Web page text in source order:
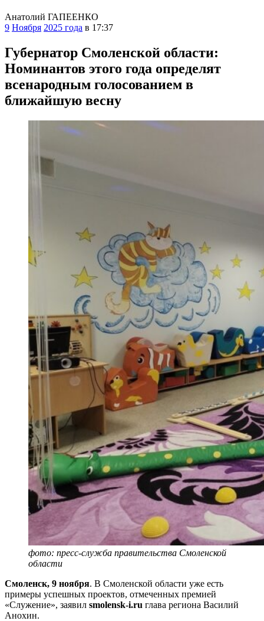
Анатолий ГАПЕЕНКО
9 Ноября 2025 года в 17:37
Губернатор Смоленской области:
Номинантов этого года определят
всенародным голосованием в
ближайшую весну
фото: пресс-служба правительства Смоленской
области
Смоленск, 9 ноября. В Смоленской области уже есть
примеры успешных проектов, отмеченных премией
«Служение», заявил smolensk-i.ru глава региона Василий
Анохин.